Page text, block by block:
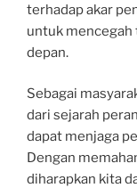
terhadap akar
untuk mencegah
depan.
Sebagai
dari sejarah
dapat menjaga
Dengan
diharapkan kita